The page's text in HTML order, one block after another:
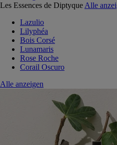
Les Essences de Diptyque Alle
Lazulio
Lilyphéa
Bois Corsé
Lunamaris
Rose Roche
Corail Oscuro
Alle anzeigen